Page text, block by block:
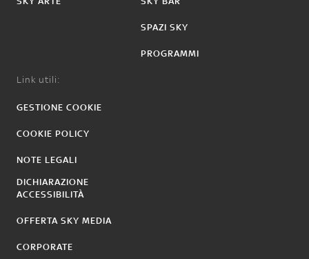
SPAZI SKY
PROGRAMMI
Link utili:
GESTIONE COOKIE
COOKIE POLICY
NOTE LEGALI
DICHIARAZIONE
ACCESSIBILITÀ
OFFERTA SKY MEDIA
CORPORATE